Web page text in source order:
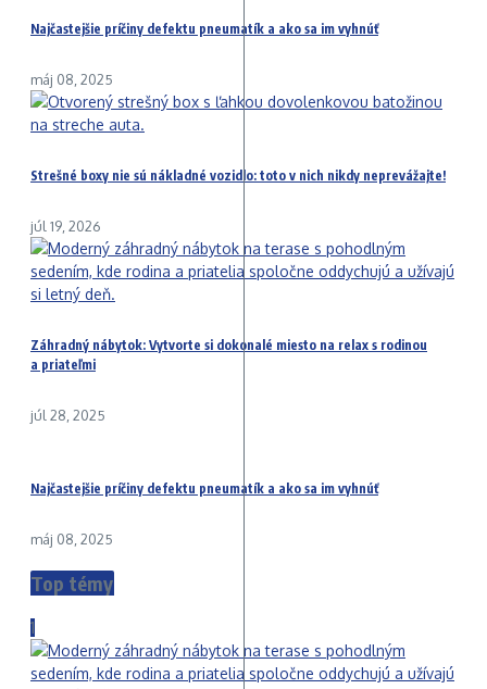
Najčastejšie príčiny defektu pneumatík a ako sa im vyhnúť
máj 08, 2025
Strešné boxy nie sú nákladné vozidlo: toto v nich nikdy neprevážajte!
júl 19, 2026
Záhradný nábytok: Vytvorte si dokonalé miesto na relax s rodinou
a priateľmi
júl 28, 2025
Najčastejšie príčiny defektu pneumatík a ako sa im vyhnúť
máj 08, 2025
Top témy
1